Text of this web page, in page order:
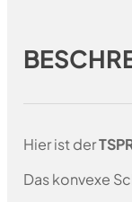
Hier ist der
Das konvexe